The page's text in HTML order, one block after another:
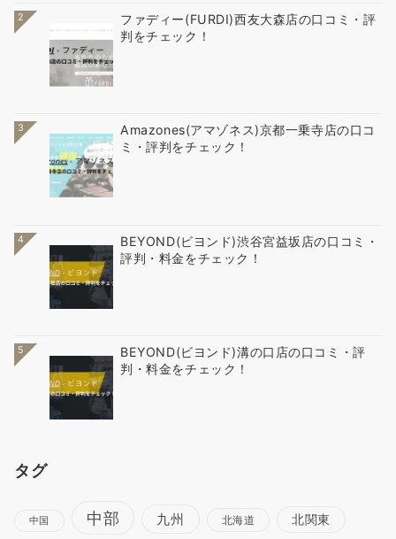
2
ファディー(FURDI)西友大森店の口コミ・評
判をチェック！
3
Amazones(アマゾネス)京都一乗寺店の口コ
ミ・評判をチェック！
4
BEYOND(ビヨンド)渋谷宮益坂店の口コミ・
評判・料金をチェック！
5
BEYOND(ビヨンド)溝の口店の口コミ・評
判・料金をチェック！
タグ
中国 中部 九州 北海道 北関東